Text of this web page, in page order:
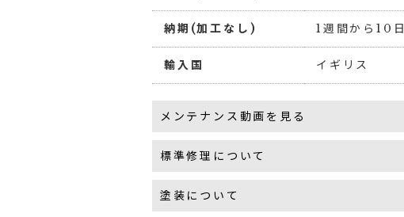
納期(加工なし) 1週間から10日
輸入国 イギリス
メンテナンス動画を見る
標準修理について
塗装について